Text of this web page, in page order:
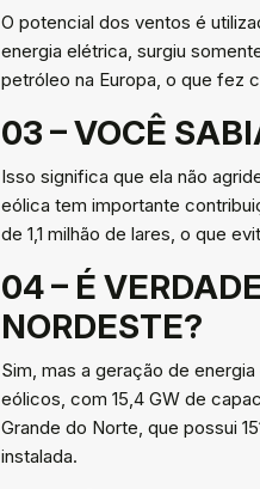
O potencial dos ventos é
energia elétrica, surgiu
petróleo na Europa, o que fez
03 – VOCÊ
Isso significa que ela não
eólica tem importante
de 1,1 milhão de lares, o que
04 – É
NORDESTE?
Sim, mas a geração de
eólicos, com 15,4 GW de
Grande do Norte, que possui
instalada.